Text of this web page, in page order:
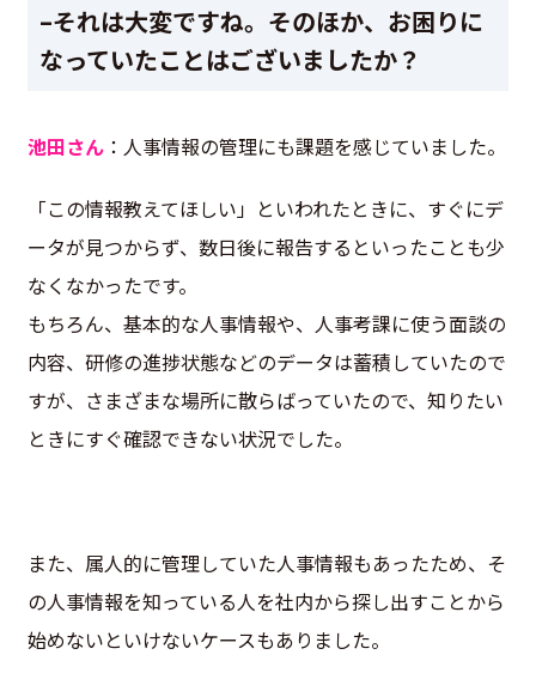
–それは大変ですね。そのほか、お困りに
なっていたことはございましたか？
池田さん ：人事情報の管理にも課題を感じていました。
「この情報教えてほしい」といわれたときに、すぐにデ
ータが見つからず、数日後に報告するといったことも少
なくなかったです。
もちろん、基本的な人事情報や、人事考課に使う面談の
内容、研修の進捗状態などのデータは蓄積していたので
すが、さまざまな場所に散らばっていたので、知りたい
ときにすぐ確認できない状況でした。
また、属人的に管理していた人事情報もあったため、そ
の人事情報を知っている人を社内から探し出すことから
始めないといけないケースもありました。